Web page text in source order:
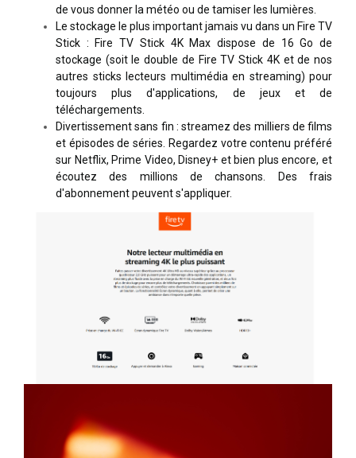
de vous donner la météo ou de tamiser les lumières.
Le stockage le plus important jamais vu dans un Fire TV
Stick : Fire TV Stick 4K Max dispose de 16 Go de
stockage (soit le double de Fire TV Stick 4K et de nos
autres sticks lecteurs multimédia en streaming) pour
toujours plus d'applications, de jeux et de
téléchargements.
Divertissement sans fin : streamez des milliers de films
et épisodes de séries. Regardez votre contenu préféré
sur Netflix, Prime Video, Disney+ et bien plus encore, et
écoutez des millions de chansons. Des frais
d'abonnement peuvent s'appliquer.